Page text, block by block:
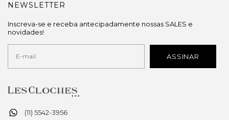
(11) 5542-3956
NEWSLETTER
Inscreva-se e receba antecipadamente nossas SALES e
novidades!